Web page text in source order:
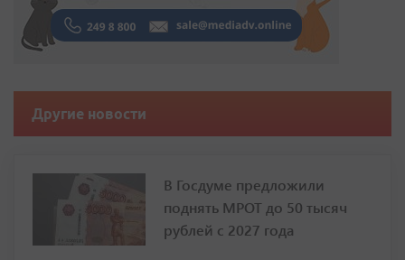
Другие новости
В Госдуме предложили
поднять МРОТ до 50 тысяч
рублей с 2027 года